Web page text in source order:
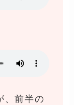
、前半の